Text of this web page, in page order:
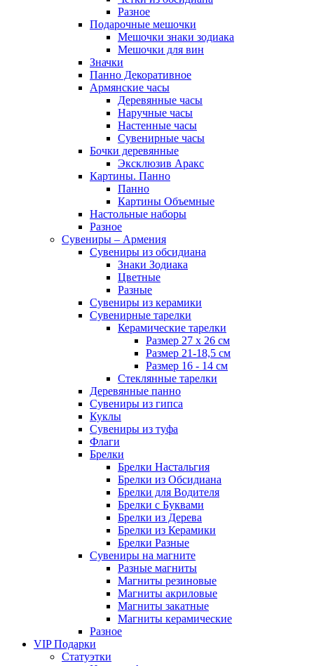
Разное
Подарочные мешочки
Мешочки знаки зодиака
Мешочки для вин
Значки
Панно Декоративное
Армянские часы
Деревянные часы
Наручные часы
Настенные часы
Сувенирные часы
Бочки деревянные
Эксклюзив Аракс
Картины. Панно
Панно
Картины Объемные
Настольные наборы
Разное
Сувениры – Армения
Сувениры из обсидиана
Знаки Зодиака
Цветные
Разные
Сувениры из керамики
Сувенирные тарелки
Керамические тарелки
Размер 27 х 26 см
Размер 21-18,5 см
Размер 16 - 14 см
Стеклянные тарелки
Деревянные панно
Сувениры из гипса
Куклы
Сувениры из туфа
Флаги
Брелки
Брелки Настальгия
Брелки из Обсидиана
Брелки для Водителя
Брелки с Буквами
Брелки из Дерева
Брелки из Керамики
Брелки Разные
Сувениры на магните
Разные магниты
Магниты резиновые
Магниты акриловые
Магниты закатные
Магниты керамические
Разное
VIP Подарки
Статуэтки